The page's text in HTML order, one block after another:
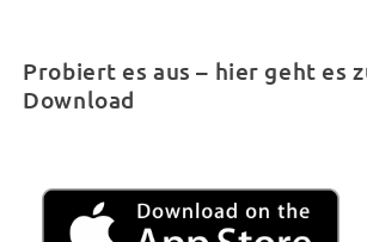
Probiert es aus – hier geht es
Download